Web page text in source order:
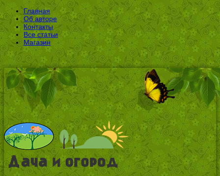
Главная
Об авторе
Контакты
Все статьи
Магазин